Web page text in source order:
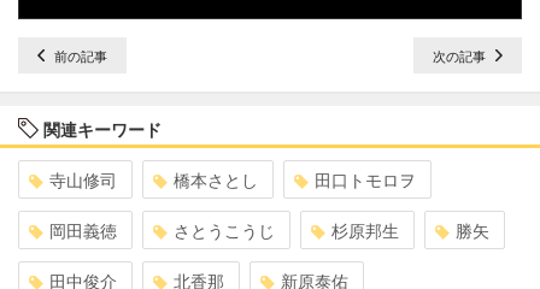
前の記事 次の記事
関連キーワード
寺山修司 橋本さとし 田口トモロヲ
岡田義徳 さとうこうじ 杉原邦生 勝矢
田中俊介 北香那 新原泰佑